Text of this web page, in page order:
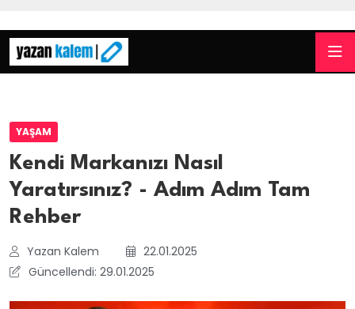
YAŞAM
Kendi Markanızı Nasıl
Yaratırsınız? - Adım Adım Tam
Rehber
Yazan Kalem
22.01.2025
Güncellendi: 29.01.2025